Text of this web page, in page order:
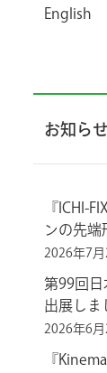
English
お知らせ
『ICHI-
ンの先端
2026年7月
第99回日
出展しま
2026年6月
『